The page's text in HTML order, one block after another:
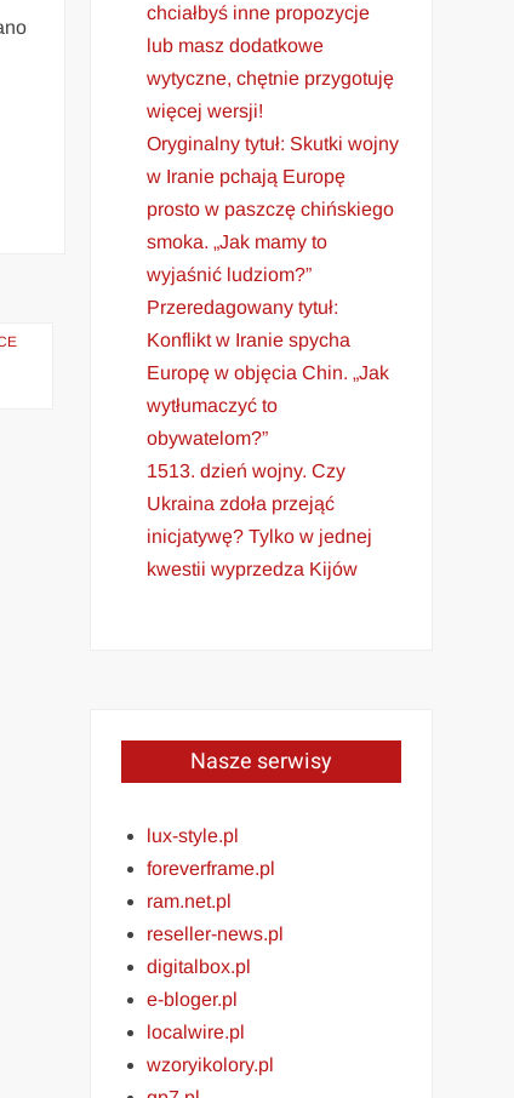
chciałbyś inne propozycje
lub masz dodatkowe
wytyczne, chętnie przygotuję
więcej wersji!
Oryginalny tytuł: Skutki wojny
w Iranie pchają Europę
prosto w paszczę chińskiego
smoka. „Jak mamy to
wyjaśnić ludziom?”
Przeredagowany tytuł:
Konflikt w Iranie spycha
Europę w objęcia Chin. „Jak
wytłumaczyć to
obywatelom?”
1513. dzień wojny. Czy
Ukraina zdoła przejąć
inicjatywę? Tylko w jednej
kwestii wyprzedza Kijów
Nasze serwisy
lux-style.pl
foreverframe.pl
ram.net.pl
reseller-news.pl
digitalbox.pl
e-bloger.pl
localwire.pl
wzoryikolory.pl